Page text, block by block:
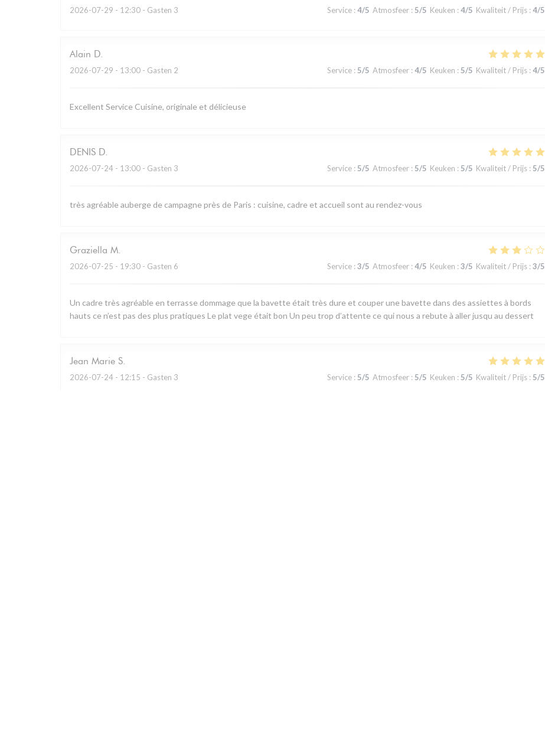
2026-07-29 - 12:30 - Gasten 3 Service : 4/5 Atmosfeer : 5/5 Keuken : 4/5 Kwaliteit / Prijs : 4/5
Alain D
2026-07-29 - 13:00 - Gasten 2 Service : 5/5 Atmosfeer : 4/5 Keuken : 5/5 Kwaliteit / Prijs : 4/5
Excellent Service Cuisine, originale et délicieuse
DENIS D
2026-07-24 - 13:00 - Gasten 3 Service : 5/5 Atmosfeer : 5/5 Keuken : 5/5 Kwaliteit / Prijs : 5/5
très agréable auberge de campagne près de Paris : cuisine, cadre et accueil sont au rendez-vous
Graziella M
2026-07-25 - 19:30 - Gasten 6 Service : 3/5 Atmosfeer : 4/5 Keuken : 3/5 Kwaliteit / Prijs : 3/5
Un cadre très agréable en terrasse dommage que la bavette était très dure et couper une bavette dans des assiettes à bords
hauts ce n’est pas des plus pratiques Le plat vege était bon Un peu trop d’attente ce qui nous a rebute à aller jusqu au dessert
Jean Marie S
2026-07-24 - 12:15 - Gasten 3 Service : 5/5 Atmosfeer : 5/5 Keuken : 5/5 Kwaliteit / Prijs : 5/5